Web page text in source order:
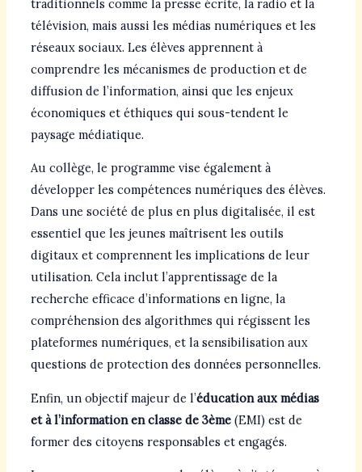
traditionnels comme la presse écrite, la radio et la
télévision, mais aussi les médias numériques et les
réseaux sociaux. Les élèves apprennent à
comprendre les mécanismes de production et de
diffusion de l’information, ainsi que les enjeux
économiques et éthiques qui sous-tendent le
paysage médiatique.
Au collège, le programme vise également à
développer les compétences numériques des élèves.
Dans une société de plus en plus digitalisée, il est
essentiel que les jeunes maîtrisent les outils
digitaux et comprennent les implications de leur
utilisation. Cela inclut l’apprentissage de la
recherche efficace d’informations en ligne, la
compréhension des algorithmes qui régissent les
plateformes numériques, et la sensibilisation aux
questions de protection des données personnelles.
Enfin, un objectif majeur de l’éducation aux médias
et à l’information en classe de 3ème(EMI) est de
former des citoyens responsables et engagés.